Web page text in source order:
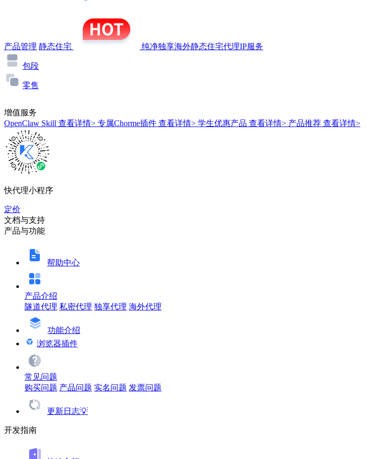
产品管理 静态住宅 纯净独享海外静态住宅代理IP服务
包段
零售
增值服务
OpenClaw Skill 查看详情> 专属Chorme插件 查看详情> 学生优惠产品 查看详情> 产品推荐 查看详情>
快代理小程序
定价
文档与支持
产品与功能
帮助中心
产品介绍
隧道代理 私密代理 独享代理 海外代理
功能介绍
浏览器插件
常见问题
购买问题 产品问题 实名问题 发票问题
更新日志💡
开发指南